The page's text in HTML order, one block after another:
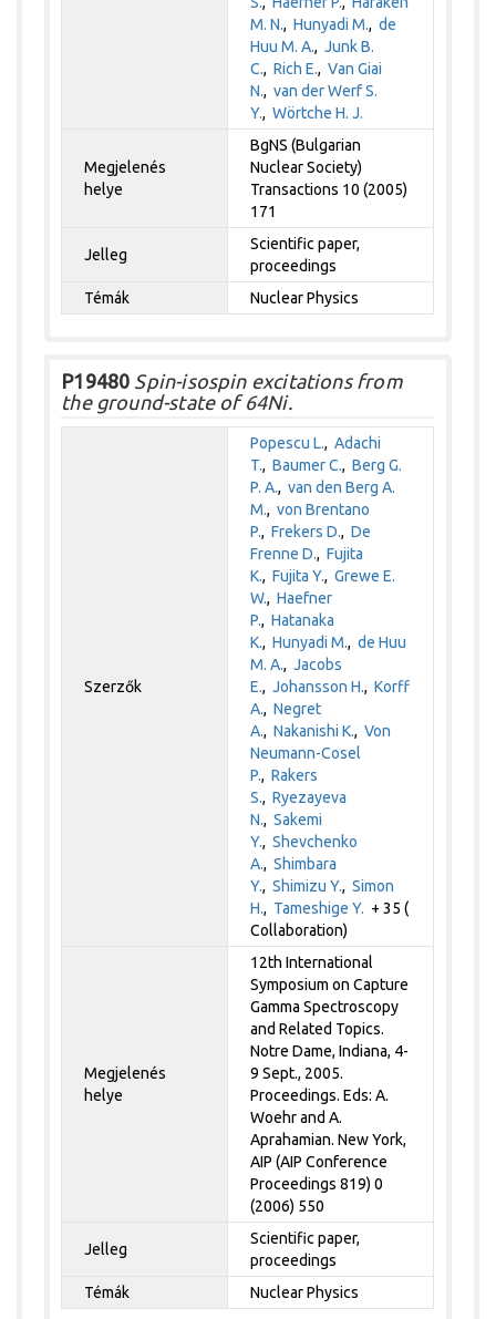
M. N.,Hunyadi M.,de
Huu M. A.,Junk B.
C.,Rich E.,Van Giai
N.,van der Werf S.
Y.,Wörtche H. J.
Megjelenés
helye
BgNS (Bulgarian
Nuclear Society)
Transactions 10 (2005)
171
Jelleg
Scientific paper,
proceedings
Témák
Nuclear Physics
P19480 Spin-isospin excitations from
the ground-state of 64Ni.
Szerzők
Popescu L.,Adachi
T.,Baumer C.,Berg G.
P. A.,van den Berg A.
M.,von Brentano
P.,Frekers D.,De
Frenne D.,Fujita
K.,Fujita Y.,Grewe E.
W.,Haefner
P.,Hatanaka
K.,Hunyadi M.,de Huu
M. A.,Jacobs
E.,Johansson H.,Korff
A.,Negret
A.,Nakanishi K.,Von
Neumann-Cosel
P.,Rakers
S.,Ryezayeva
N.,Sakemi
Y.,Shevchenko
A.,Shimbara
Y.,Shimizu Y.,Simon
H., Tameshige Y. + 35 (
Collaboration)
Megjelenés
helye
12th International
Symposium on Capture
Gamma Spectroscopy
and Related Topics.
Notre Dame, Indiana, 4-
9 Sept., 2005.
Proceedings. Eds: A.
Woehr and A.
Aprahamian. New York,
AIP (AIP Conference
Proceedings 819) 0
(2006) 550
Jelleg
Scientific paper,
proceedings
Témák
Nuclear Physics